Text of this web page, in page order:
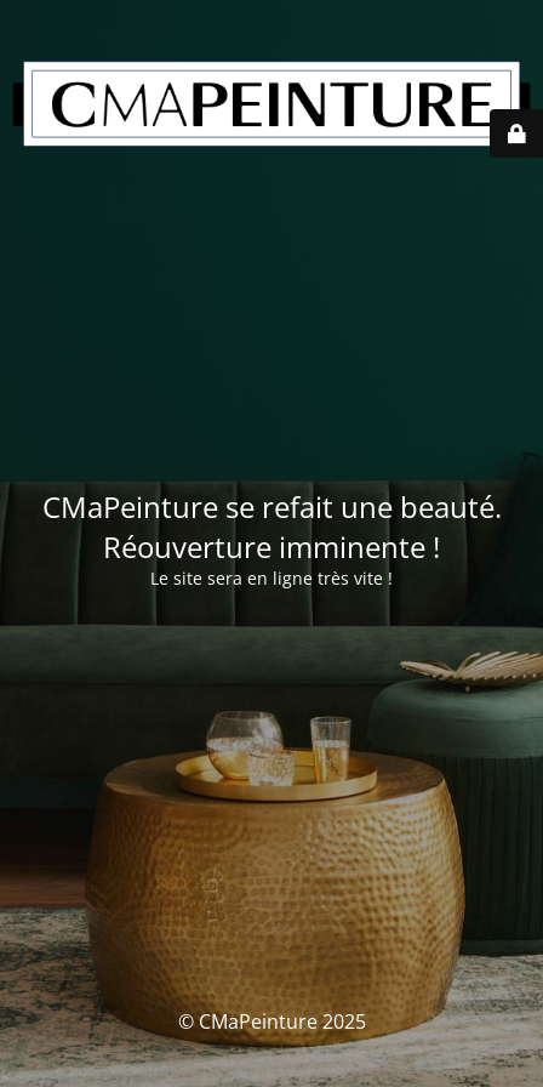
CMaPeinture se refait une beauté.
Réouverture imminente !
Le site sera en ligne très vite !
© CMaPeinture 2025